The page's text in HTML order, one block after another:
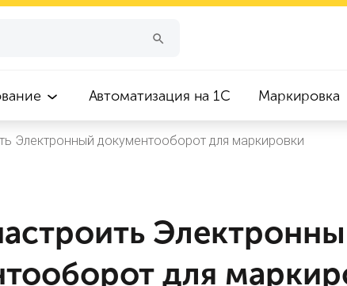
Автоматизация на 1С Маркировка
Электронный документооборот для маркировки
для